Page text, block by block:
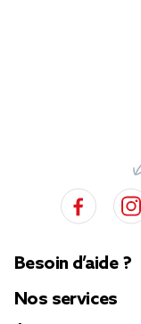
Besoin d’aide ?
Nos services